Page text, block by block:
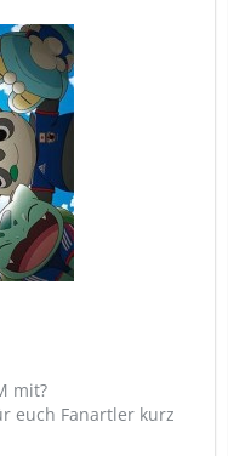
mit?
euch Fanartler kurz